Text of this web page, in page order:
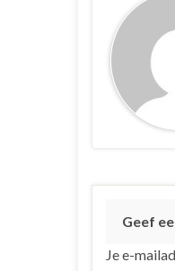
Geef
Je e-